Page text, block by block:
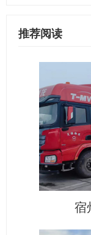
推荐阅读
宿